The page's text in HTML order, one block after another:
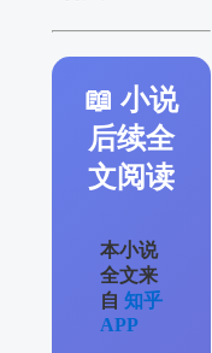
📖 小说
后续全
文阅读
本小说
全文来
自 知乎
APP